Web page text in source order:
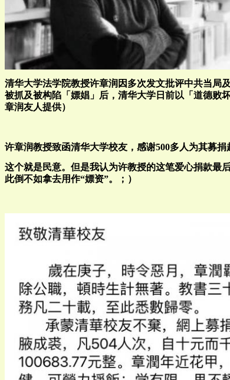
清华大学法学院教授许章润因多次发文批评中共当局
被抓及被构陷「嫖娼」后，清华大学日前以「道德败
章润友人提供）
许章润教授致函清华大学校友，感谢500多人为其募捐
这个就是民意。但是我认为许教授的这笔爱心捐款最
此倒不如拿去用作“嫖资”。；）